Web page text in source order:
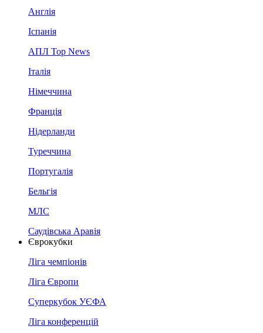
Англія
Іспанія
АПЛ Top News
Італія
Німеччина
Франція
Нідерланди
Туреччина
Португалія
Бельгія
МЛС
Саудівська Аравія
Єврокубки
Ліга чемпіонів
Ліга Європи
Суперкубок УЄФА
Ліга конференцій